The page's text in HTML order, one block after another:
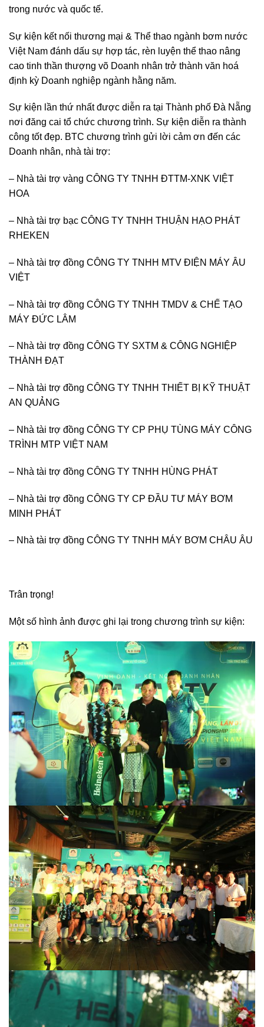
trong nước và quốc tế.
Sự kiện kết nối thương mại & Thể thao ngành bơm nước
Việt Nam đánh dấu sự hợp tác, rèn luyện thể thao nâng
cao tinh thần thượng võ Doanh nhân trở thành văn hoá
định kỳ Doanh nghiệp ngành hằng năm.
Sự kiện lần thứ nhất được diễn ra tại Thành phố Đà Nẵng
nơi đăng cai tổ chức chương trình. Sự kiện diễn ra thành
công tốt đẹp. BTC chương trình gửi lời cảm ơn đến các
Doanh nhân, nhà tài trợ:
– Nhà tài trợ vàng CÔNG TY TNHH ĐTTM-XNK VIỆT
HOA
– Nhà tài trợ bạc CÔNG TY TNHH THUẬN HẠO PHÁT
RHEKEN
– Nhà tài trợ đồng CÔNG TY TNHH MTV ĐIỆN MÁY ÂU
VIỆT
– Nhà tài trợ đồng CÔNG TY TNHH TMDV & CHẾ TẠO
MÁY ĐỨC LÂM
– Nhà tài trợ đồng CÔNG TY SXTM & CÔNG NGHIỆP
THÀNH ĐẠT
– Nhà tài trợ đồng CÔNG TY TNHH THIẾT BỊ KỸ THUẬT
AN QUẢNG
– Nhà tài trợ đồng CÔNG TY CP PHỤ TÙNG MÁY CÔNG
TRÌNH MTP VIỆT NAM
– Nhà tài trợ đồng CÔNG TY TNHH HÙNG PHÁT
– Nhà tài trợ đồng CÔNG TY CP ĐẦU TƯ MÁY BƠM
MINH PHÁT
– Nhà tài trợ đồng CÔNG TY TNHH MÁY BƠM CHÂU ÂU
Trân trọng!
Một số hình ảnh được ghi lại trong chương trình sự kiện: